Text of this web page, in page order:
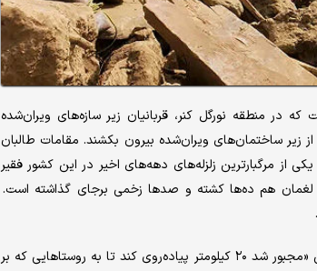
در منطقه نورگل کنر، قربانیان زیر سازه‌های ویران‌شده
زیر ساختمان‌های ویران‌شده بیرون بکشند. مقامات طالبان
برجای گذاشت. این زلزله یکی از مرگبارترین زلزله‌های دهه‌های اخیر در این کشور فقیر
و لغمان هم ده‌ها کشته و صدها زخمی برجای گذاشته است.
گروه بشردوستانه «کودکان را نجات دهید» اعلام کرد که یکی از تیم‌های امدادی‌اش «مجبور شد ۲۰ کیلومتر پیاده‌روی کند تا به روستاهایی که بر